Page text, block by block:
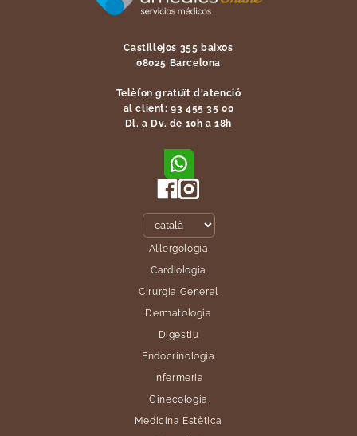
Castillejos 355 baixos
08025 Barcelona
Telèfon gratuït d'atenció
al client: 93 455 35 00
Dl. a Dv. de 10h a 18h
Al·lergologia
Cardiologia
Cirurgia General
Dermatologia
Digestiu
Endocrinologia
Infermeria
Ginecologia
Medicina Estètica